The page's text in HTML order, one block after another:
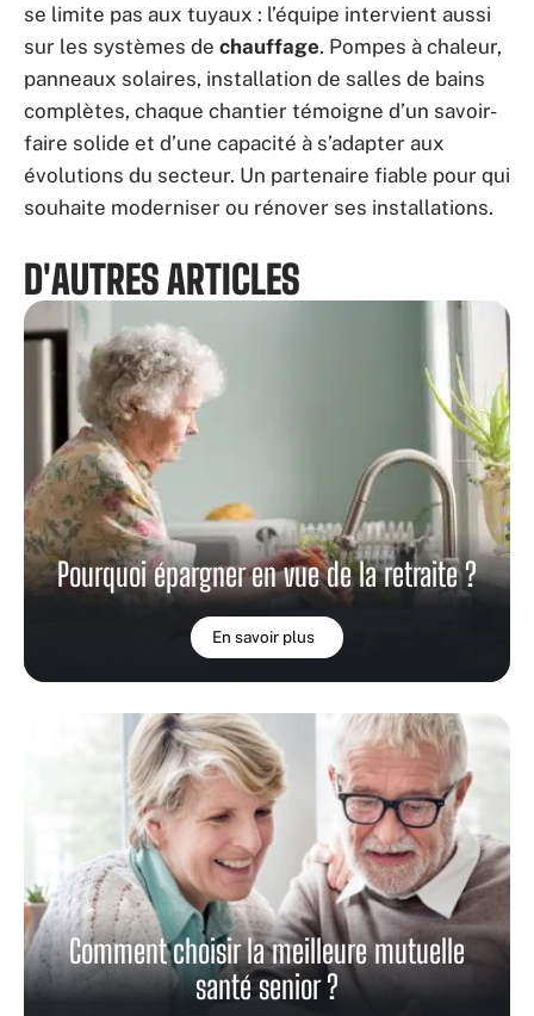
se limite pas aux tuyaux : l’équipe intervient aussi
sur les systèmes de chauffage. Pompes à chaleur,
panneaux solaires, installation de salles de bains
complètes, chaque chantier témoigne d’un savoir-
faire solide et d’une capacité à s’adapter aux
évolutions du secteur. Un partenaire fiable pour qui
souhaite moderniser ou rénover ses installations.
D'AUTRES ARTICLES
Pourquoi épargner en vue de la retraite ?
En savoir plus
Comment choisir la meilleure mutuelle
santé senior ?